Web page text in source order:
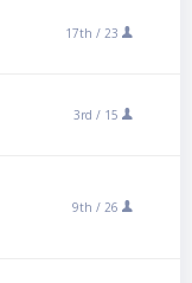
17th / 23
3rd / 15
9th / 26